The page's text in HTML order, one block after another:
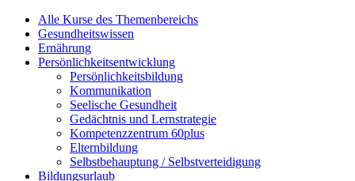
Alle Kurse des Themenbereichs
Gesundheitswissen
Ernährung
Persönlichkeitsentwicklung
Persönlichkeitsbildung
Kommunikation
Seelische Gesundheit
Gedächtnis und Lernstrategie
Kompetenzzentrum 60plus
Elternbildung
Selbstbehauptung / Selbstverteidigung
Bildungsurlaub